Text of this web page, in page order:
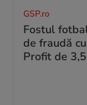
GSP.ro
Fostul
de fraudă
Profit de